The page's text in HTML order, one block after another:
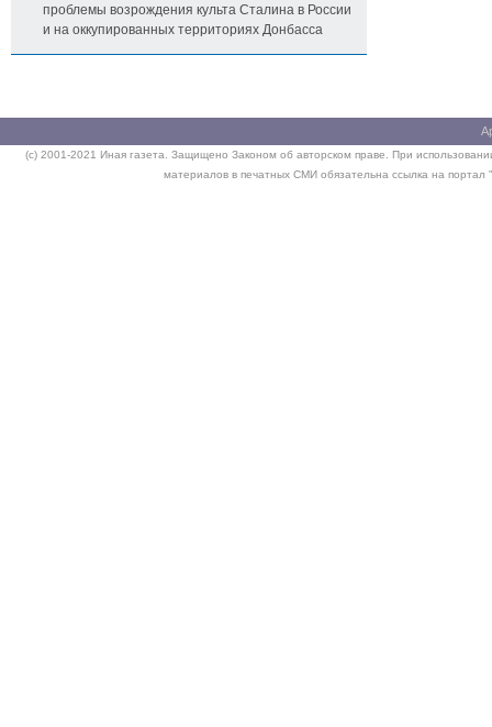
проблемы возрождения культа Сталина в России
и на оккупированных территориях Донбасса
(c) 2001-2021 Иная газета. Защищено Законом об авторском праве. При
материалов в печатных СМИ обязательна ссылка на